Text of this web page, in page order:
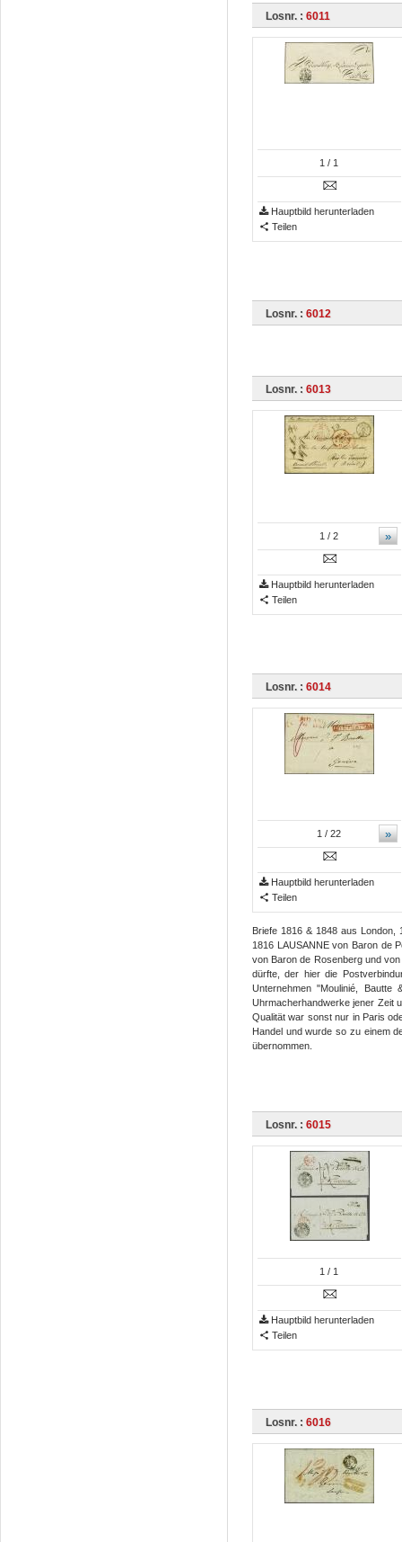
Losnr. : 6011
1 / 1
Hauptbild herunterladen
Teilen
Losnr. : 6012
Losnr. : 6013
»
1 / 2
Hauptbild herunterladen
Teilen
Losnr. : 6014
»
1 / 22
Hauptbild herunterladen
Teilen
Briefe 1816 & 1848 aus London,
1816 LAUSANNE von Baron de
von Baron de Rosenberg und
dürfte, der hier die
Unternehmen "Moulinié,
Uhrmacherhandwerke jener Zeit
Qualität war sonst nur in Paris
Handel und wurde so zu einem
übernommen.
Losnr. : 6015
1 / 1
Hauptbild herunterladen
Teilen
Losnr. : 6016